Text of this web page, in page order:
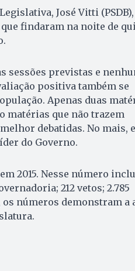
José Vitti
findaram na noite de
sessões previstas e
positiva também se
Apenas duas
matérias que não trazem
debatidas. No mais,
do Governo.
2015. Nesse número
212 vetos; 2.785
números demonstram a